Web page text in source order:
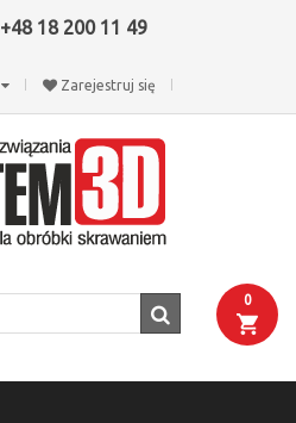
+48 18 200 11 49
Zarejestruj się
0